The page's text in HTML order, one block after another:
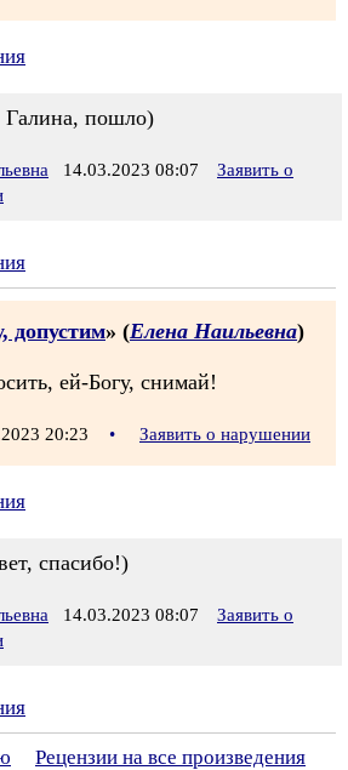
Галина, пошло)
14.03.2023 08:07
Заявить о
допустим» (Елена Наильевна)
ей-Богу, снимай!
20:23 • Заявить о нарушении
спасибо!)
14.03.2023 08:07
Заявить о
Рецензии на все произведения